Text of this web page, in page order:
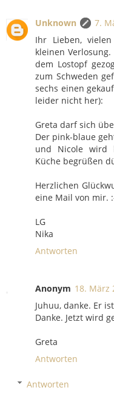
Unknown
7.
Ihr Lieben,
kleinen
dem Lostopf
zum Schweden
sechs einen
leider nicht her):
Greta darf sich
Der pink-blaue
und Nicole wird
Küche begrüßen
Herzlichen
eine Mail von mir.
LG
Nika
Antworten
Anonym 18. März
Juhuu, danke. Er
Danke. Jetzt wird
Greta
Antworten
Antworten